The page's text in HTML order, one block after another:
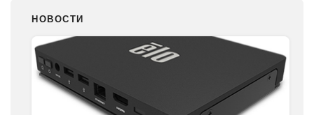
НОВОСТИ